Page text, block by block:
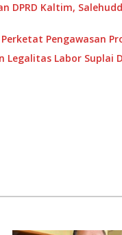
DPRD Kaltim,
Perketat Pengawasan
Legalitas Labor Suplai